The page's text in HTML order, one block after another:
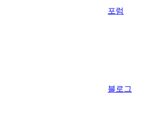
포럼
블로그